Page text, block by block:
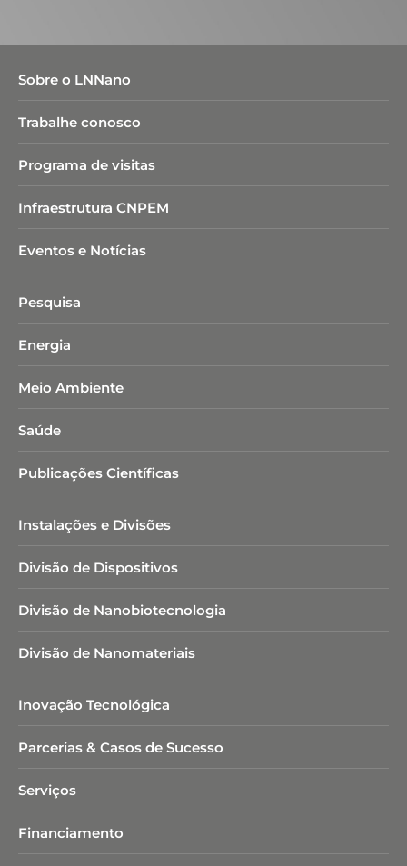
Sobre o LNNano
Trabalhe conosco
Programa de visitas
Infraestrutura CNPEM
Eventos e Notícias
Pesquisa
Energia
Meio Ambiente
Saúde
Publicações Científicas
Instalações e Divisões
Divisão de Dispositivos
Divisão de Nanobiotecnologia​
Divisão de Nanomateriais
Inovação Tecnológica
Parcerias & Casos de Sucesso
Serviços
Financiamento